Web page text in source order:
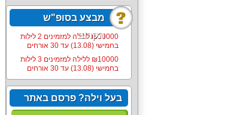
מבצע בסופ"ש
הקרוב
10000‏₪ ללילה למזמינים 2 לילות
בחמישי (13.08) עד 30 אורחים
10000‏₪ ללילה למזמינים 3 לילות
בחמישי (13.08) עד 30 אורחים
בעל וילה? פרסם באתר